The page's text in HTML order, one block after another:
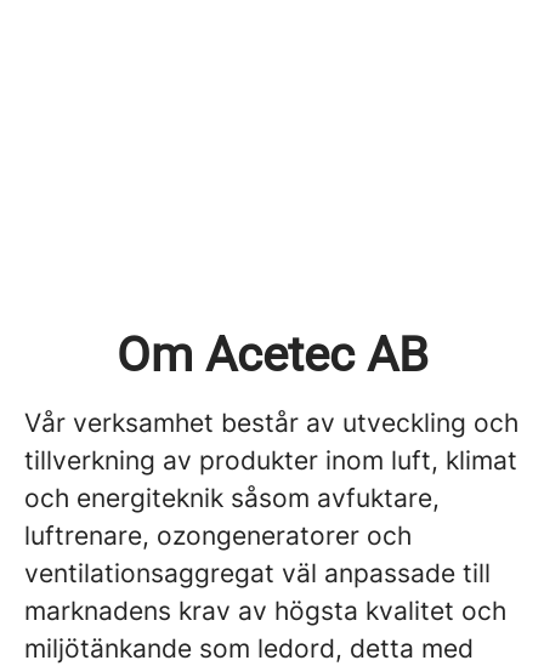
Om Acetec AB
Vår verksamhet består av utveckling och
tillverkning av produkter inom luft, klimat
och energiteknik såsom avfuktare,
luftrenare, ozongeneratorer och
ventilationsaggregat väl anpassade till
marknadens krav av högsta kvalitet och
miljötänkande som ledord, detta med